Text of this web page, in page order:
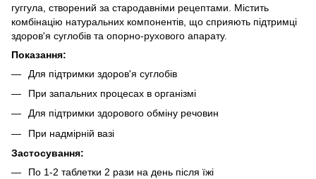
гуггула, створений за стародавніми рецептами. Містить
комбінацію натуральних компонентів, що сприяють підтримці
здоров'я суглобів та опорно-рухового апарату.
Показання:
Для підтримки здоров'я суглобів
При запальних процесах в організмі
Для підтримки здорового обміну речовин
При надмірній вазі
Застосування:
По 1-2 таблетки 2 рази на день після їжі